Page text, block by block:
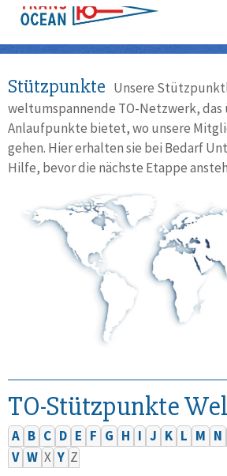
Stützpunkte Unsere
weltumspannende TO-Netzwerk, das
Anlaufpunkte bietet, wo unsere
gehen. Hier erhalten sie bei Bedarf
Hilfe, bevor die nächste Etappe
TO-Stützpunkte
A B C D E F G H I J K L M N
V W X Y Z